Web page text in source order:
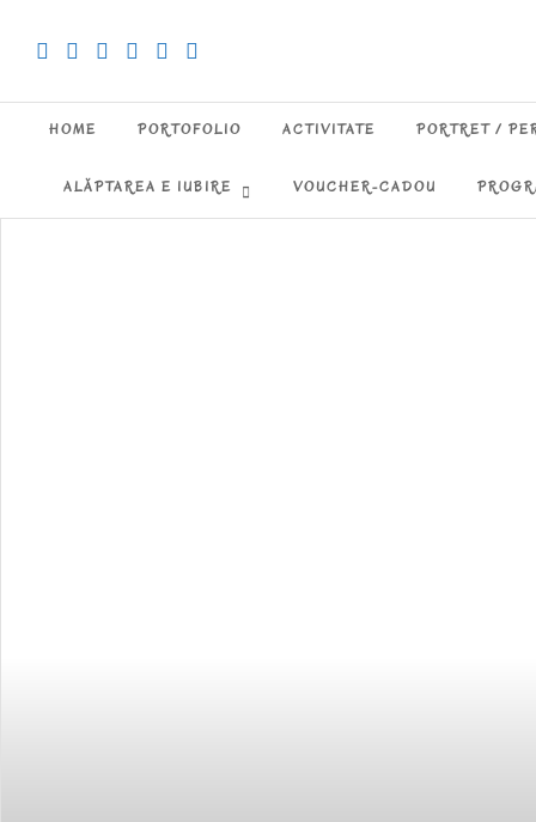
HOME PORTOFOLIO ACTIVITATE PORTRET /
ALĂPTAREA E IUBIRE VOUCHER-CADOU